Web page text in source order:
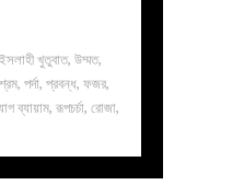
ইসলাহী খুতুবাত,উম্মত,
, পর্দা, প্রবন্ধ, ফজর,
ব্যায়াম, রূপচর্চা, রোজা,